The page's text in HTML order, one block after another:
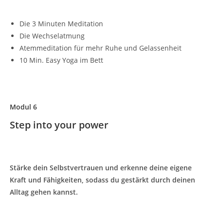
Die 3 Minuten Meditation
Die Wechselatmung
Atemmeditation für mehr Ruhe und Gelassenheit
10 Min. Easy Yoga im Bett
Modul 6
Step into your power
Stärke dein Selbstvertrauen und erkenne deine eigene
Kraft und Fähigkeiten, sodass du gestärkt durch deinen
Alltag gehen kannst.